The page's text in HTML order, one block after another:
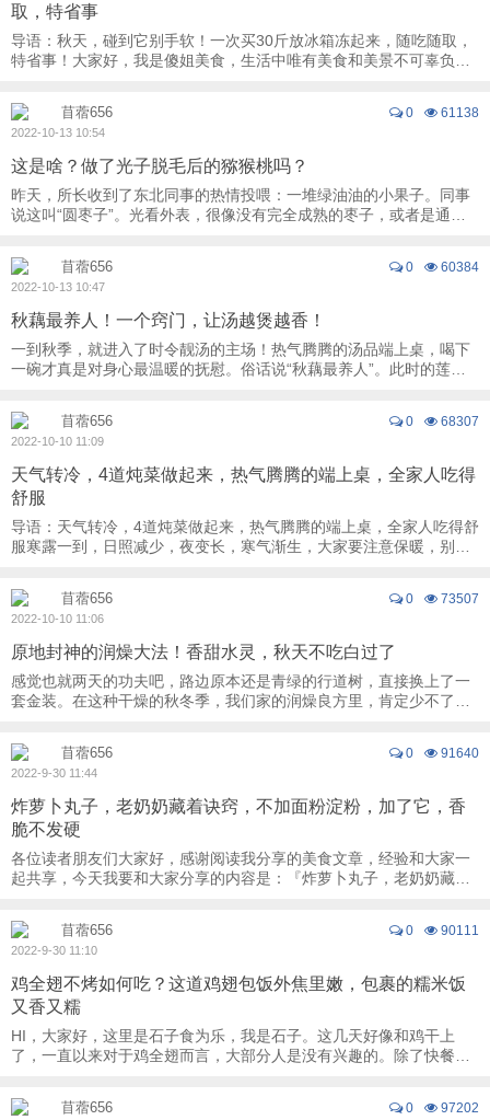
取，特省事
导语：秋天，碰到它别手软！一次买30斤放冰箱冻起来，随吃随取，
特省事！大家好，我是傻姐美食，生活中唯有美食和美景不可辜负。
0 61138
苜蓿656
2022-10-13 10:54
这是啥？做了光子脱毛后的猕猴桃吗？
昨天，所长收到了东北同事的热情投喂：一堆绿油油的小果子。同事
说这叫“圆枣子”。光看外表，很像没有完全成熟的枣子，或者是通体
0 60384
苜蓿656
2022-10-13 10:47
秋藕最养人！一个窍门，让汤越煲越香！
一到秋季，就进入了时令靓汤的主场！热气腾腾的汤品端上桌，喝下
一碗才真是对身心最温暖的抚慰。俗话说“秋藕最养人”。此时的莲藕
0 68307
苜蓿656
2022-10-10 11:09
天气转冷，4道炖菜做起来，热气腾腾的端上桌，全家人吃得
舒服
导语：天气转冷，4道炖菜做起来，热气腾腾的端上桌，全家人吃得舒
服寒露一到，日照减少，夜变长，寒气渐生，大家要注意保暖，别冻
0 73507
苜蓿656
2022-10-10 11:06
原地封神的润燥大法！香甜水灵，秋天不吃白过了
感觉也就两天的功夫吧，路边原本还是青绿的行道树，直接换上了一
套金装。在这种干燥的秋冬季，我们家的润燥良方里，肯定少不了这
0 91640
苜蓿656
2022-9-30 11:44
炸萝卜丸子，老奶奶藏着诀窍，不加面粉淀粉，加了它，香
脆不发硬
各位读者朋友们大家好，感谢阅读我分享的美食文章，经验和大家一
起共享，今天我要和大家分享的内容是：『炸萝卜丸子，老奶奶藏着
0 90111
苜蓿656
2022-9-30 11:10
鸡全翅不烤如何吃？这道鸡翅包饭外焦里嫩，包裹的糯米饭
又香又糯
HI，大家好，这里是石子食为乐，我是石子。这几天好像和鸡干上
了，一直以来对于鸡全翅而言，大部分人是没有兴趣的。除了快餐店
0 97202
苜蓿656